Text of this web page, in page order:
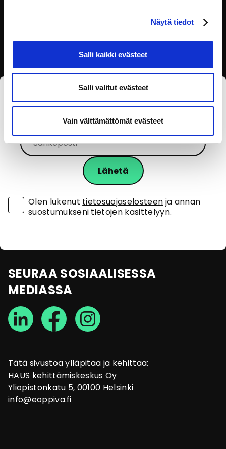
Näytä tiedot
Salli kaikki evästeet
Salli valitut evästeet
Vain välttämättömät evästeet
Tilaa eOppivan uutiskirje
Olen lukenut tietosuojaselosteen ja annan
suostumukseni tietojen käsittelyyn.
SEURAA SOSIAALISESSA
MEDIASSA
Tätä sivustoa ylläpitää ja kehittää:
HAUS kehittämiskeskus Oy
Yliopistonkatu 5, 00100 Helsinki
info@eoppiva.fi